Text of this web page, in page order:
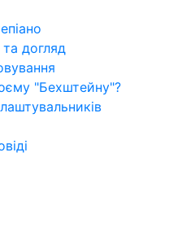
догляд
"Бехштейну"?